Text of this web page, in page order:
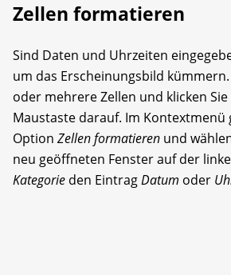
Zellen formatieren
Sind Daten und Uhrzeiten
um das Erscheinungsbild
oder mehrere Zellen und klicken
Maustaste darauf. Im Kontextmenü
Option Zellen formatieren und
neu geöffneten Fenster auf der
Kategorie den EintragDatum oder